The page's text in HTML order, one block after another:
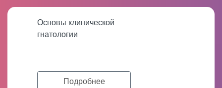
Основы клинической
гнатологии
Подробнее